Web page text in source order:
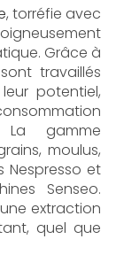
, torréfie avec
Grâce à
travaillés
potentiel,
La gamme
moulus,
Nespresso et
Senseo.
extraction
quel que